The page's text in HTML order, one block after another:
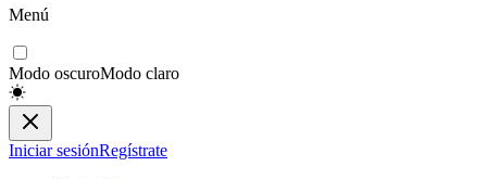
Menú
Modo oscuroModo claro
Iniciar sesiónRegístrate